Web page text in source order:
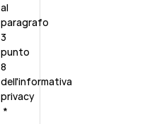
al
paragrafo
3
punto
8
dell'informativa
privacy
*